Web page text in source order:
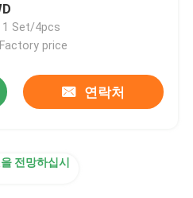
1 Set/4pcs
price
연락처
전망하십시